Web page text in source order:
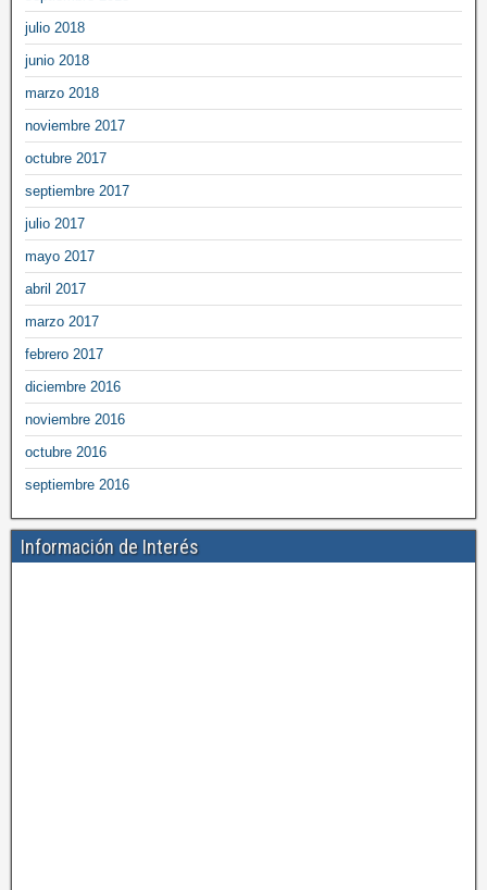
julio 2018
junio 2018
marzo 2018
noviembre 2017
octubre 2017
septiembre 2017
julio 2017
mayo 2017
abril 2017
marzo 2017
febrero 2017
diciembre 2016
noviembre 2016
octubre 2016
septiembre 2016
Información de Interés